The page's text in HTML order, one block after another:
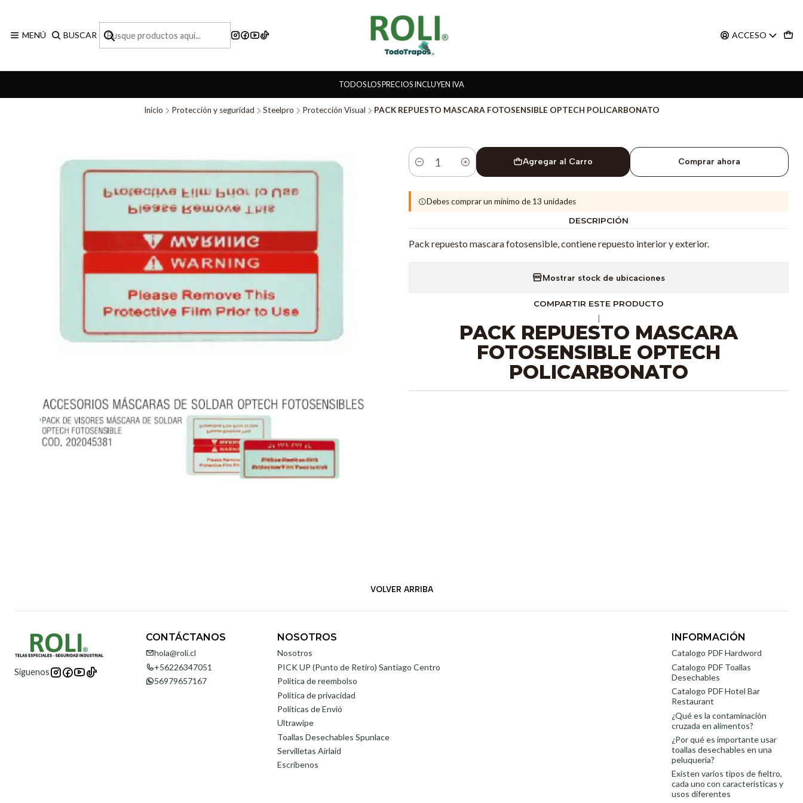
MENÚ BUSCAR ACCESO
TODOS LOS PRECIOS INCLUYEN IVA
Inicio Protección y seguridad Steelpro Protección Visual PACK REPUESTO MASCARA FOTOSENSIBLE OPTECH POLICARBONATO
Cantidad
Agregar al Carro Comprar ahora
Debes comprar un mínimo de 13 unidades
DESCRIPCIÓN
Pack repuesto mascara fotosensible, contiene repuesto interior y exterior.
Mostrar stock de ubicaciones
COMPARTIR ESTE PRODUCTO
PACK REPUESTO MASCARA
FOTOSENSIBLE OPTECH
POLICARBONATO
VOLVER ARRIBA
Síguenos
CONTÁCTANOS
hola@roli.cl
+56226347051
56979657167
NOSOTROS
Nosotros
PICK UP (Punto de Retiro) Santiago Centro
Politica de reembolso
Política de privacidad
Políticas de Envió
Ultrawipe
Toallas Desechables Spunlace
Servilletas Airlaid
Escríbenos
INFORMACIÓN
Catalogo PDF Hardword
Catalogo PDF Toallas
Desechables
Catalogo PDF Hotel Bar
Restaurant
¿Qué es la contaminación
cruzada en alimentos?
¿Por qué es importante usar
toallas desechables en una
peluquería?
Existen varios tipos de fieltro,
cada uno con características y
usos diferentes